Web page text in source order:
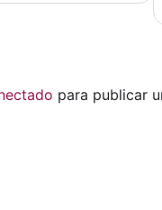
para publicar